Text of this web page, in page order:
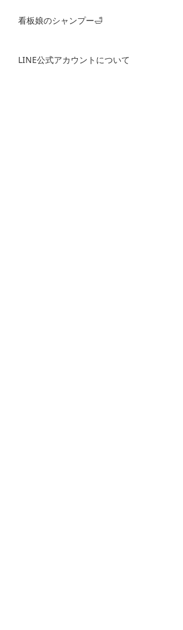
看板娘のシャンプー🛁
LINE公式アカウントについて